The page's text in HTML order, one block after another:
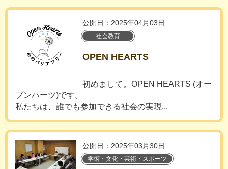
公開日：2025年04月03日
社会教育
OPEN HEARTS
初めまして。OPEN HEARTS (オー
プンハーツ)です。
私たちは、誰でも参加できる社会の実現...
公開日：2025年03月30日
学術・文化・芸術・スポーツ